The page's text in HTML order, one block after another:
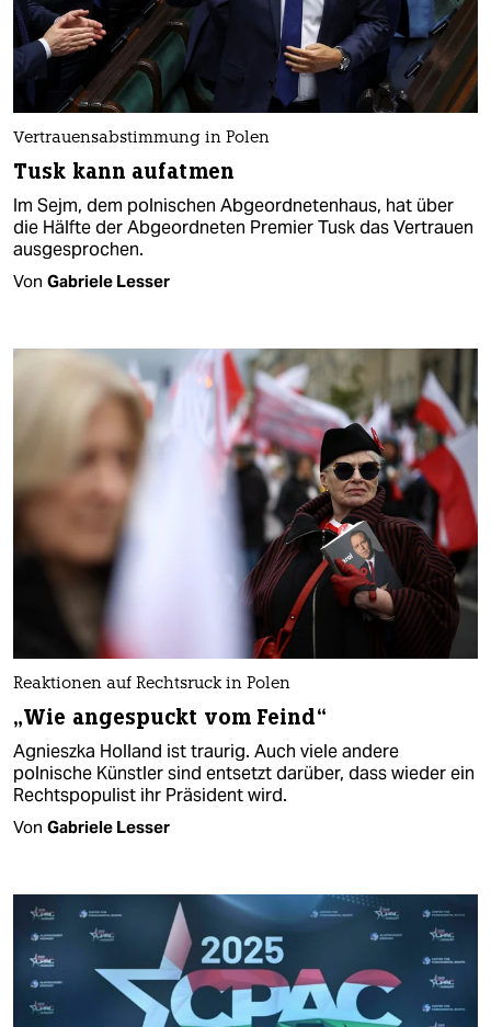
Vertrauensabstimmung in Polen
Tusk kann aufatmen
Im Sejm, dem polnischen Abgeordnetenhaus, hat über
die Hälfte der Abgeordneten Premier Tusk das Vertrauen
ausgesprochen.
Von Gabriele Lesser
Reaktionen auf Rechtsruck in Polen
„Wie angespuckt vom Feind“
Agnieszka Holland ist traurig. Auch viele andere
polnische Künstler sind entsetzt darüber, dass wieder ein
Rechtspopulist ihr Präsident wird.
Von Gabriele Lesser